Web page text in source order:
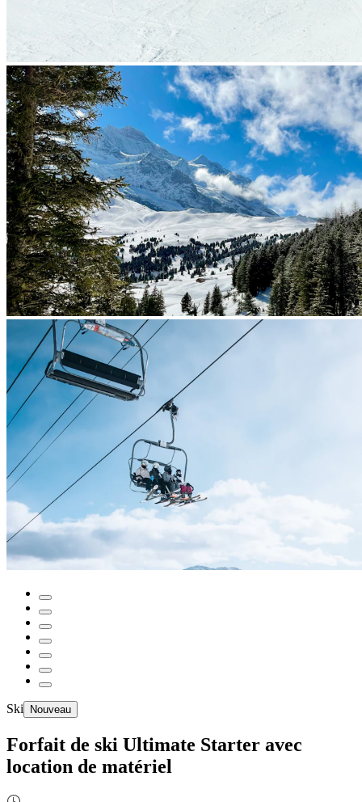
Ski Nouveau
Forfait de ski Ultimate Starter avec
location de matériel